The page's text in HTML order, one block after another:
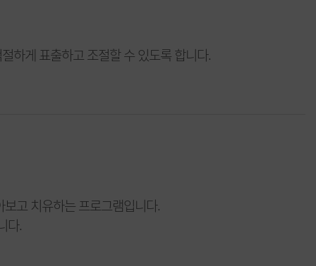
하게 표출하고 조절할 수 있도록 합니다.
고 치유하는 프로그램입니다.
다.